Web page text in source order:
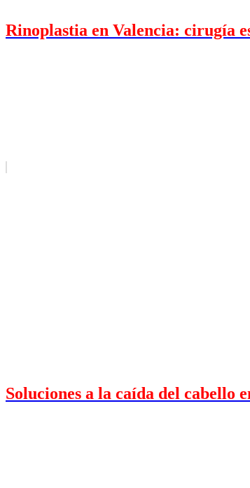
Rinoplastia en Valencia: cirugía
Soluciones a la caída del cabello